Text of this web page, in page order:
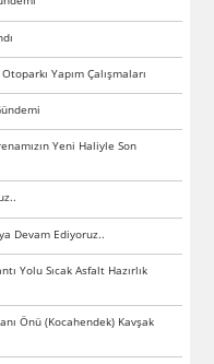
Yapım Çalışmaları
Yeni Haliyle Son
Devam Ediyoruz..
Yolu Sıcak Asfalt Hazırlık
Önü (Kocahendek) Kavşak